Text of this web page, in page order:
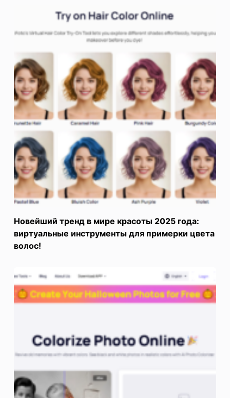
Новейший тренд в мире красоты 2025 года:
виртуальные инструменты для примерки цвета
волос!